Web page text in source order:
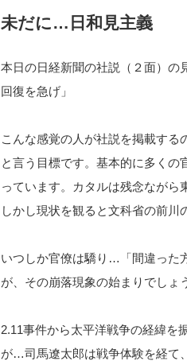
未だに…日和見主義
本日の日経新聞の社説（２面）
回復を急げ」
こんな感覚の人が社説を掲載する
と言う目標です。基本的に多く
っています。カタルは残念ながら
しかし現状を観ると文科省の前川
いつしか官僚は驕り…「間違った
が、その崩落現象の始まりでしょ
2.11事件から太平洋戦争の経緯を
が…司馬遼太郎は戦争体験を経て